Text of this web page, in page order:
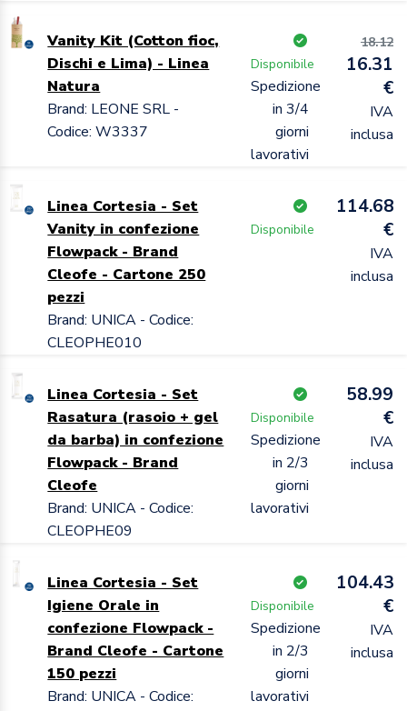
Vanity Kit (Cotton fioc,
Dischi e Lima) - Linea
Natura
Brand: LEONE SRL -
Codice: W3337
Disponibile
Spedizione
in 3/4
giorni
lavorativi
18.12
16.31
€
IVA
inclusa
Linea Cortesia - Set
Vanity in confezione
Flowpack - Brand
Cleofe - Cartone 250
pezzi
Brand: UNICA - Codice:
CLEOPHE010
Disponibile
114.68
€
IVA
inclusa
Linea Cortesia - Set
Rasatura (rasoio + gel
da barba) in confezione
Flowpack - Brand
Cleofe
Brand: UNICA - Codice:
CLEOPHE09
Disponibile
Spedizione
in 2/3
giorni
lavorativi
58.99
€
IVA
inclusa
Linea Cortesia - Set
Igiene Orale in
confezione Flowpack -
Brand Cleofe - Cartone
150 pezzi
Brand: UNICA - Codice:
Disponibile
Spedizione
in 2/3
giorni
lavorativi
104.43
€
IVA
inclusa